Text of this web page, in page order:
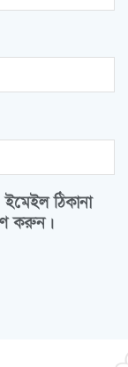
ঠিকানা
করুন।